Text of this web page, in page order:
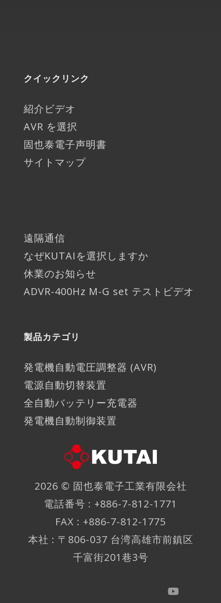
クイックリンク
紹介ビデオ
AVR を選択
固也泰電子声明書
サイトマップ
遠隔通信
なぜKUTAIを選択しますか
休業のお知らせ
ADVR-400Hz M-G set テストビデオ
製品カテゴリ
発電機自動電圧調整器 (AVR)
電源自動切替装置
全自動バッテリー充電器
発電機自動制御装置
2026 © 固也泰電子工業有限会社
電話番号 : +886-7-812-1771
FAX : +886-7-812-1775
本社 : 〒806-037 台湾高雄市前鎮区
千富街201巷3号